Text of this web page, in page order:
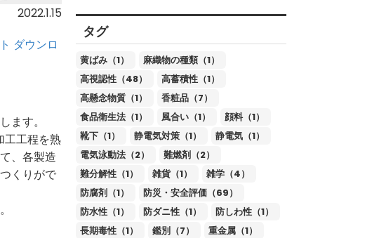
2022.1.15
ダウンロ
します。
工工程を熟
、各製造
くりがで
タグ
黄ばみ（1）
麻織物の種類（1）
高視認性（48）
高蓄積性（1）
高懸念物質（1）
香粧品（7）
食品衛生法（1）
風合い（1）
顔料（1）
靴下（1）
静電気対策（1）
静電気（1）
電気泳動法（2）
難燃剤（2）
難分解性（1）
雑貨（1）
雑学（4）
防腐剤（1）
防災・安全評価（69）
防水性（1）
防ダニ性（1）
防しわ性（1）
長期毒性（1）
鑑別（7）
重金属（1）